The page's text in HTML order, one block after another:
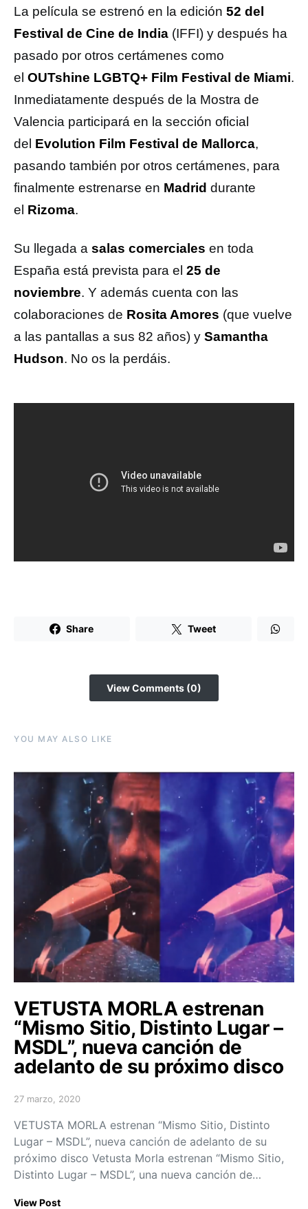
La película se estrenó en la edición 52 del
Festival de Cine de India (IFFI) y después ha
pasado por otros certámenes como
el OUTshine LGBTQ+ Film Festival de Miami.
Inmediatamente después de la Mostra de
Valencia participará en la sección oficial
del Evolution Film Festival de Mallorca,
pasando también por otros certámenes, para
finalmente estrenarse en Madrid durante
el Rizoma.
Su llegada a salas comerciales en toda
España está prevista para el 25 de
noviembre. Y además cuenta con las
colaboraciones de Rosita Amores (que vuelve
a las pantallas a sus 82 años) y Samantha
Hudson. No os la perdáis.
Share Tweet
View Comments (0)
YOU MAY ALSO LIKE
VETUSTA MORLA estrenan
“Mismo Sitio, Distinto Lugar –
MSDL”, nueva canción de
adelanto de su próximo disco
Posted on
27 marzo, 2020
VETUSTA MORLA estrenan “Mismo Sitio, Distinto
Lugar – MSDL”, nueva canción de adelanto de su
próximo disco Vetusta Morla estrenan “Mismo Sitio,
Distinto Lugar – MSDL”, una nueva canción de…
View Post